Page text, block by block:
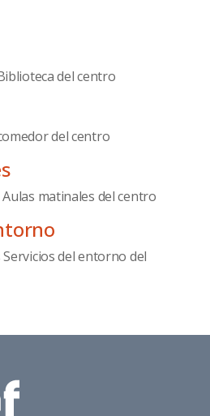
del centro
del centro
matinales del centro
del entorno del